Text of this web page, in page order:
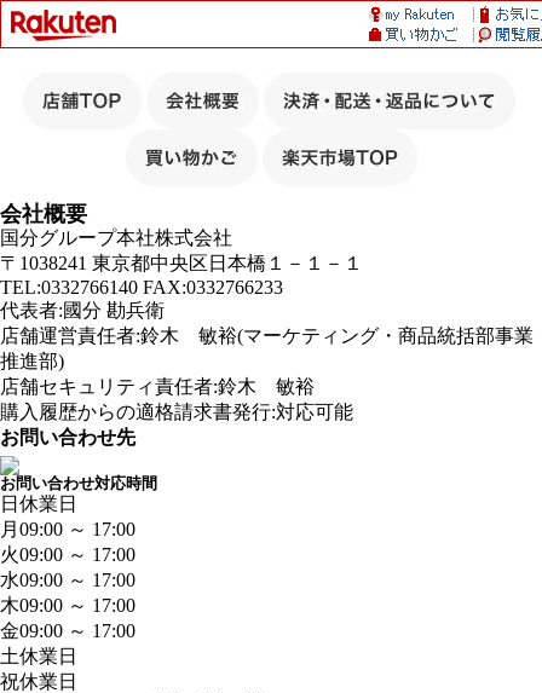
会社概要
国分グループ本社株式会社
〒1038241 東京都中央区日本橋１－１－１
TEL:0332766140 FAX:0332766233
代表者:國分 勘兵衛
店舗運営責任者:鈴木 敏裕(マーケティング・商品統括部事業
推進部)
店舗セキュリティ責任者:鈴木 敏裕
購入履歴からの適格請求書発行:対応可能
お問い合わせ先
お問い合わせ対応時間
日 休業日
月 09:00 ～ 17:00
火09:00 ～ 17:00
水09:00 ～ 17:00
木09:00 ～ 17:00
金09:00 ～ 17:00
土休業日
祝休業日